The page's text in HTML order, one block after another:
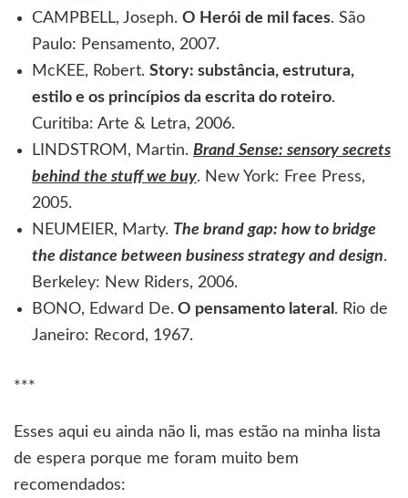
CAMPBELL, Joseph. O Herói de mil faces. São
Paulo: Pensamento, 2007.
McKEE, Robert. Story: substância, estrutura,
estilo e os princípios da escrita do roteiro.
Curitiba: Arte & Letra, 2006.
LINDSTROM, Martin. Brand Sense: sensory secrets
behind the stuff we buy. New York: Free Press,
2005.
NEUMEIER, Marty. The brand gap: how to bridge
the distance between business strategy and design.
Berkeley: New Riders, 2006.
BONO, Edward De. O pensamento lateral . Rio de
Janeiro: Record, 1967.
***
Esses aqui eu ainda não li, mas estão na minha lista
de espera porque me foram muito bem
recomendados: